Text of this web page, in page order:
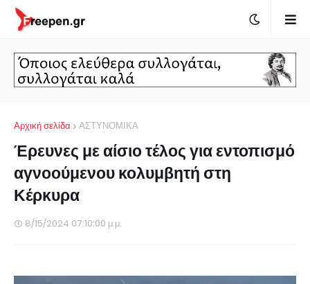
Αρχική σελίδα ΑΣΤΥΝΟΜΙΚΑ
Έρευνες με αίσιο τέλος για εντοπισμό
αγνοούμενου κολυμβητή στη
Κέρκυρα
8/15/2024 07:10:00 μ.μ.